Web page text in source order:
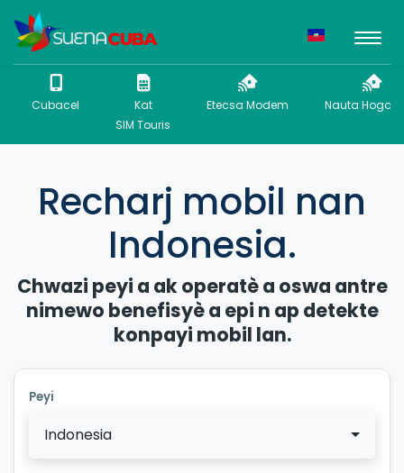
Cubacel
Kat
SIM Touris
Etecsa Modem Nauta Hogar
Recharj mobil nan
Indonesia.
Chwazi peyi a ak operatè a oswa antre
nimewo benefisyè a epi n ap detekte
konpayi mobil lan.
Peyi
Indonesia